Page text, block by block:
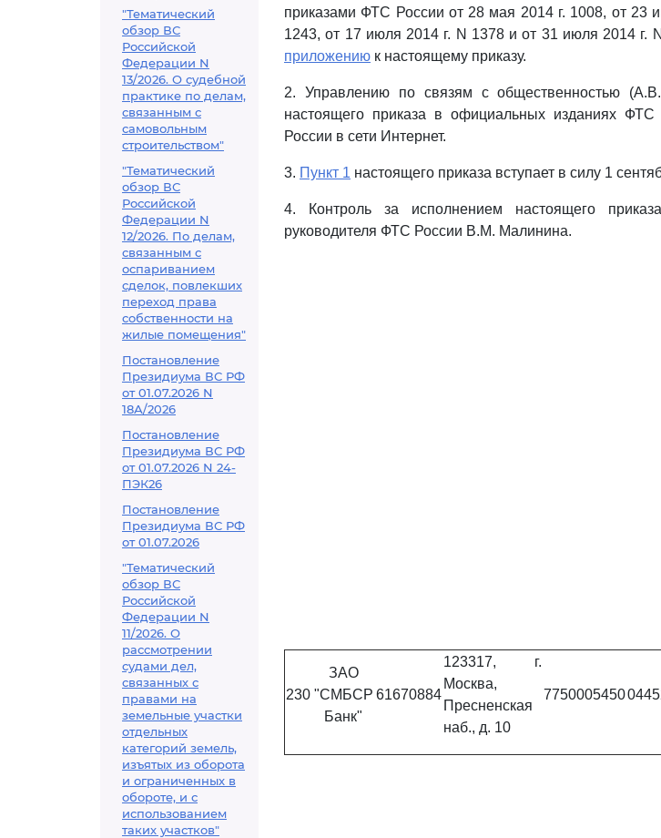
"Тематический
обзор ВС
Российской
Федерации N
13/2026. О судебной
практике по делам,
связанным с
самовольным
строительством"
"Тематический
обзор ВС
Российской
Федерации N
12/2026. По делам,
связанным с
оспариванием
сделок, повлекших
переход права
собственности на
жилые помещения"
Постановление
Президиума ВС РФ
от 01.07.2026 N
18А/2026
Постановление
Президиума ВС РФ
от 01.07.2026 N 24-
ПЭК26
Постановление
Президиума ВС РФ
от 01.07.2026
"Тематический
обзор ВС
Российской
Федерации N
11/2026. О
рассмотрении
судами дел,
связанных с
правами на
земельные участки
отдельных
категорий земель,
изъятых из оборота
и ограниченных в
обороте, и с
использованием
таких участков"
приказами ФТС России от 28 мая 2014 г. 1008, от 23
1243, от 17 июля 2014 г. N 1378 и от 31 июля 2014 г.
приложению к настоящему приказу.
2. Управлению по связям с общественностью (А.В.
настоящего приказа в официальных изданиях
России в сети Интернет.
3. Пункт 1 настоящего приказа вступает в силу 1
4. Контроль за исполнением настоящего
руководителя ФТС России В.М. Малинина.
230
ЗАО
"СМБСР
Банк"
61670884
123317, г.
Москва,
Пресненская
наб., д. 10
7750005450